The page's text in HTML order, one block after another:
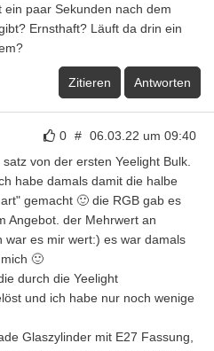
ein paar Sekunden nach dem
Ernsthaft? Läuft da drin ein
Zitieren Antworten
0 # 06.03.22 um 09:40
von der ersten Yeelight Bulk.
habe damals damit die halbe
gemacht 🙂 die RGB gab es
Angebot. der Mehrwert an
war es mir wert:) es war damals
🙂
durch die Yeelight
und ich habe nur noch wenige
Glaszylinder mit E27 Fassung,